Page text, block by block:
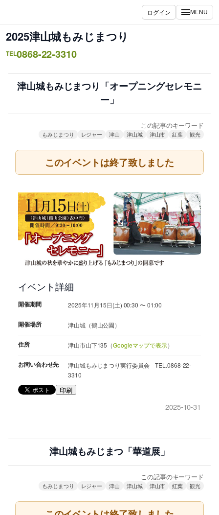
を
ス
キ
ログイン MENU
2025津山城もみじまつり
TEL0868-22-3310
津山城もみじまつり「オープニングセレモニ
ー」
この記事のキーワード
もみじまつり レジャー 津山 津山城 津山市 紅葉 観光
このイベントは終了致しました
イベント詳細
開催期間 2025年11月15日(土) 00:30 〜 01:00
開催場所 津山城（鶴山公園）
住所 津山市山下135（Googleマップで表示）
お問い合わせ先
津山城もみじまつり実行委員会 TEL.0868-22-
3310
印刷
2025-10-31
津山城もみじまつ「華道展」
この記事のキーワード
もみじまつり レジャー 津山 津山城 津山市 紅葉 観光